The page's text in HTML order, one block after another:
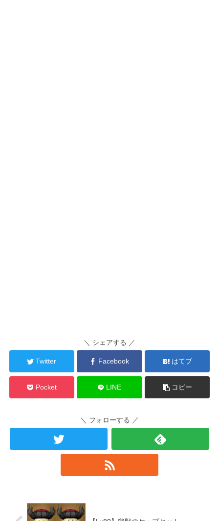
＼ シェアする ／
Twitter Facebook はてブ
Pocket LINE コピー
＼ フォローする ／